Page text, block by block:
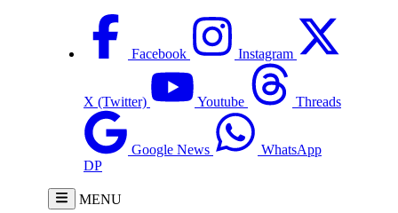
Facebook Instagram
X (Twitter) Youtube Threads
Google News
WhatsApp
DP
MENU